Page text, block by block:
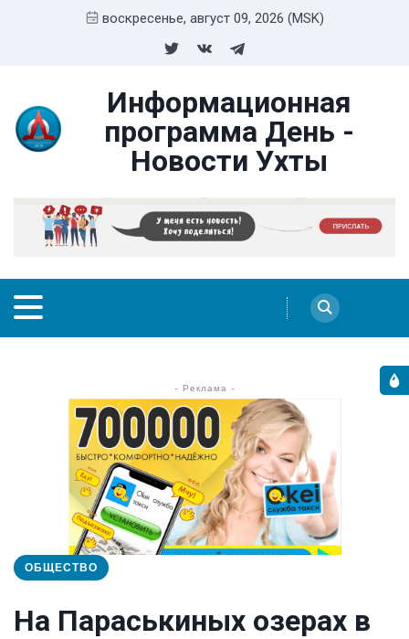
воскресенье, август 09, 2026 (MSK)
Информационная
программа День -
Новости Ухты
- Реклама -
ОБЩЕСТВО
На Параськиных озерах в